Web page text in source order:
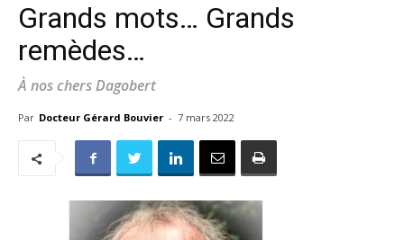
Grands mots… Grands
remèdes…
À nos chers Dagobert
Par Docteur Gérard Bouvier - 7 mars 2022